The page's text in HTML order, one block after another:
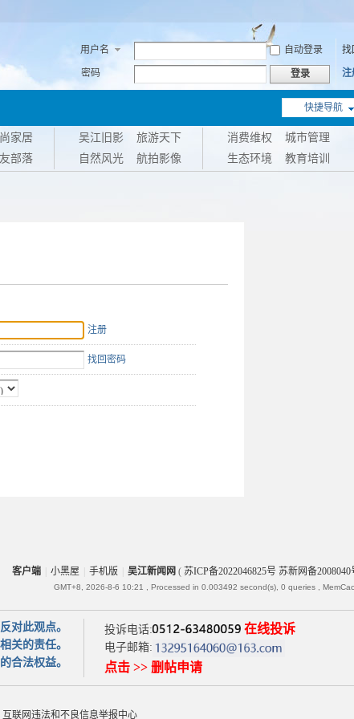
用户名 自动登录 找
密码 登录 注
快捷导航
家居
部落
吴江旧影
旅游天下
自然风光
航拍影像
消费维权
城市管理
生态环境
教育培训
注册
找回密码
客户端 小黑屋 手机版 吴江新闻网 ( 苏ICP备2022046825号 苏新网备2008040
GMT+8, 2026-8-6 10:21 , Processed in 0.003492 second(s), 0 queries ,
对此观点。
关的责任。
合法权益。
投诉电话: 在线投诉
电子邮箱:
点击 >> 删帖申请
互联网违法和不良信息举报中心